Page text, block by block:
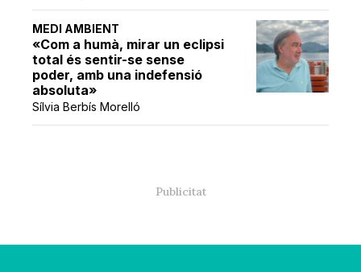
MEDI AMBIENT
«Com a humà, mirar un eclipsi
total és sentir-se sense
poder, amb una indefensió
absoluta»
Sílvia Berbís Morelló